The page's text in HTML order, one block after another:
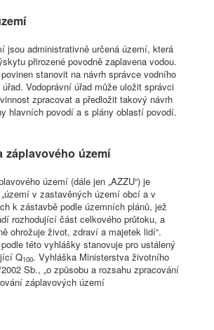
jsou administrativně určená území, která
přirozené povodně zaplavena vodou.
stanovit na návrh správce vodního
Vodoprávní úřad může uložit správci
zpracovat a předložit takový návrh
hlavních povodí a s plány oblastí povodí.
záplavového území
území (dále jen „AZZU“) je
v zastavěných území obcí a v
k zástavbě podle územních plánů, jež
rozhodující část celkového průtoku, a
ohrožuje život, zdraví a majetek lidí“.
této vyhlášky stanovuje pro ustálený
Q100. Vyhláška Ministerstva životního
Sb., „o způsobu a rozsahu zpracování
záplavových území